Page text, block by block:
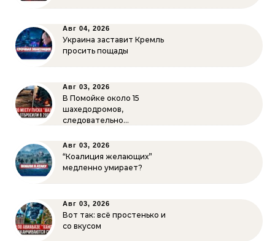
Авг 04, 2026
Украина заставит Кремль
просить пощады
Авг 03, 2026
В Помойке около 15
шахедодромов,
следовательно…
Авг 03, 2026
“Коалиция желающих”
медленно умирает?
Авг 03, 2026
Вот так: всё простенько и
со вкусом